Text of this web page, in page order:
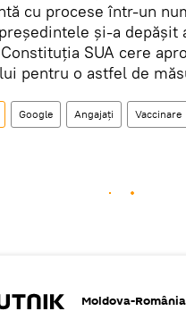
cu procese într-un
și-a depășit
SUA cere
pentru o astfel de
Google Angajați Vaccinare
Moldova-România